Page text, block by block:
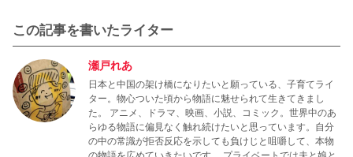
この記事を書いたライター
瀬戸れあ
日本と中国の架け橋になりたいと願っている、子育てライ
ター。物心ついた頃から物語に魅せられて生きてきまし
た。 アニメ、ドラマ、映画、小説、コミック。世界中のあ
らゆる物語に偏見なく触れ続けたいと思っています。自分
の中の常識が拒否反応を示しても負けじと咀嚼して、本物